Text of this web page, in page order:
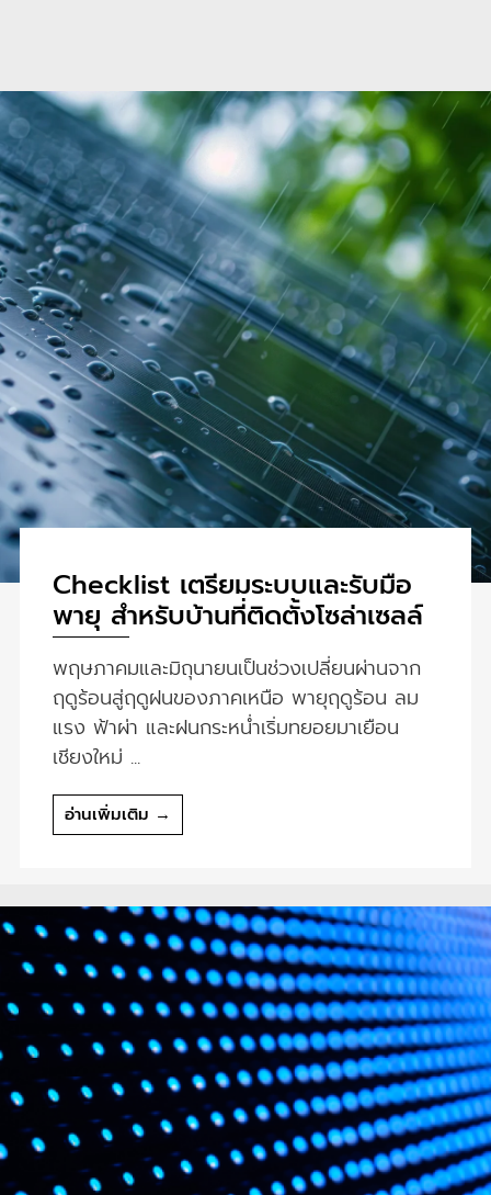
Checklist เตรียมระบบและรับมือ
พายุ สำหรับบ้านที่ติดตั้งโซล่าเซลล์
พฤษภาคมและมิถุนายนเป็นช่วงเปลี่ยนผ่านจาก
ฤดูร้อนสู่ฤดูฝนของภาคเหนือ พายุฤดูร้อน ลม
แรง ฟ้าผ่า และฝนกระหน่ำเริ่มทยอยมาเยือน
เชียงใหม่ ...
อ่านเพิ่มเติม →